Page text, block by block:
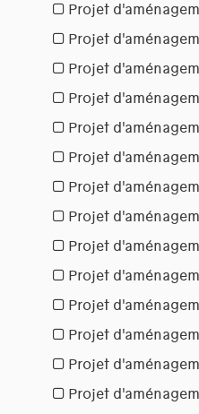
Projet
Projet
Projet
Projet
Projet
Projet
Projet
Projet
Projet
Projet
Projet
Projet
Projet
Projet